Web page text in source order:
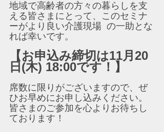
地域で高齢者の方々の暮らしを支
える皆さまにとって、このセミナ
ーがより良い介護現場  の一助とな
れば幸いです。
【お申込み締切は11月20
日(木) 18:00です！】
席数に限りがございますので、ぜ
ひお早めにお申し込みください。
皆さまのご参加を心よりお待ちし
ております！